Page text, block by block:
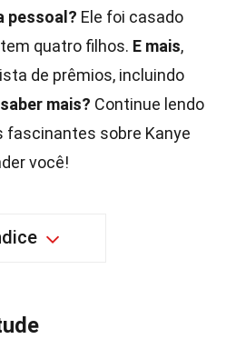
pessoal? Ele foi casado
quatro filhos. E mais,
de prêmios, incluindo
mais? Continue lendo
fascinantes sobre Kanye
você!